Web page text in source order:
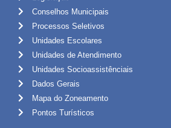
Conselhos Municipais
Processos Seletivos
Unidades Escolares
Unidades de Atendimento
Unidades Socioassistênciais
Dados Gerais
Mapa do Zoneamento
Pontos Turísticos